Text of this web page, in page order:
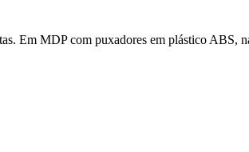
Em MDP com puxadores em plástico ABS,